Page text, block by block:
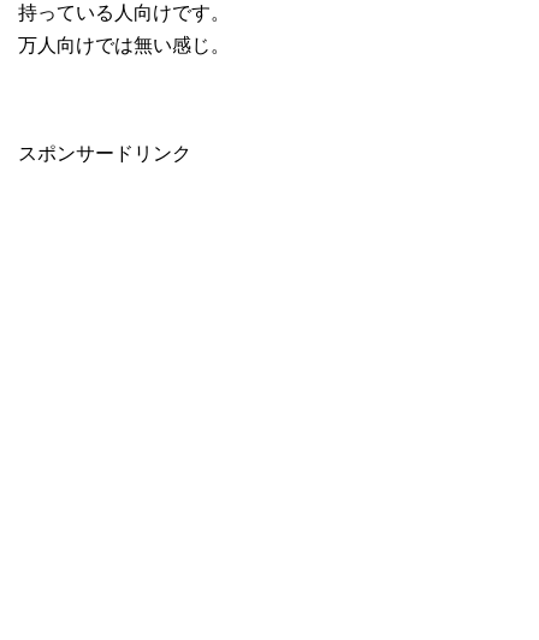
持っている人向けです。
万人向けでは無い感じ。
スポンサードリンク